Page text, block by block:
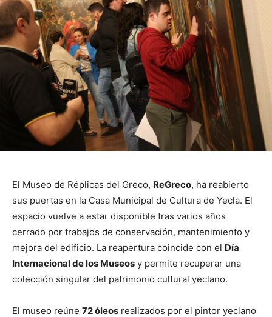
El Museo de Réplicas del Greco, ReGreco, ha reabierto
sus puertas en la Casa Municipal de Cultura de Yecla. El
espacio vuelve a estar disponible tras varios años
cerrado por trabajos de conservación, mantenimiento y
mejora del edificio. La reapertura coincide con el Día
Internacional de los Museos y permite recuperar una
colección singular del patrimonio cultural yeclano.
El museo reúne 72 óleos realizados por el pintor yeclano